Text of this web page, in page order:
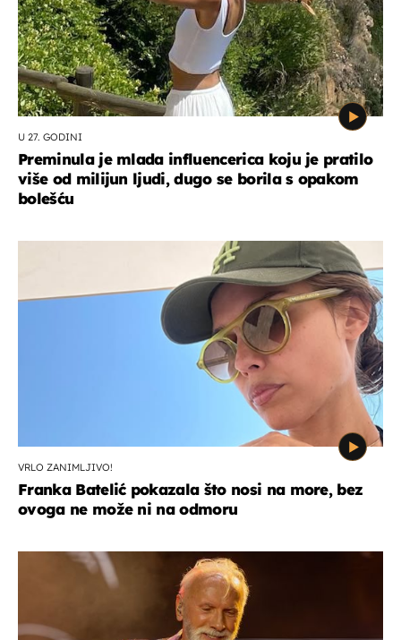
U 27. GODINI
Preminula je mlada influencerica koju je pratilo
više od milijun ljudi, dugo se borila s opakom
bolešću
VRLO ZANIMLJIVO!
Franka Batelić pokazala što nosi na more, bez
ovoga ne može ni na odmoru